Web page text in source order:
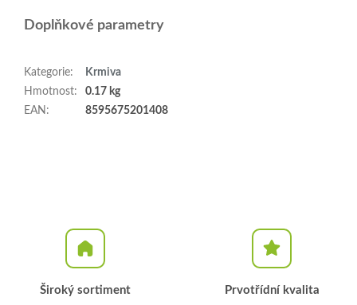
Doplňkové parametry
Kategorie:
Krmiva
Hmotnost:
0.17 kg
EAN : 8595675201408
Široký sortiment Prvotřídní kvalita